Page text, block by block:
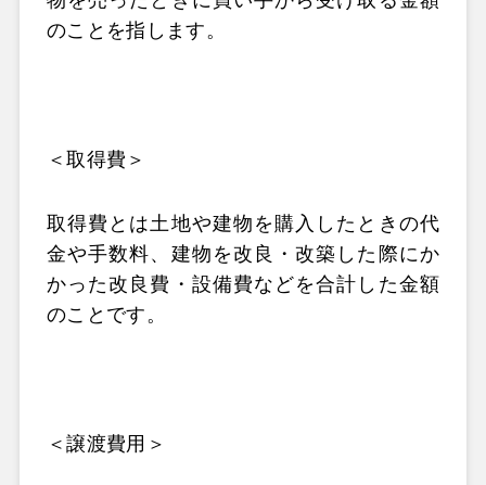
のことを指します。
＜取得費＞
取得費とは土地や建物を購入したときの代
金や手数料、建物を改良・改築した際にか
かった改良費・設備費などを合計した金額
のことです。
＜譲渡費用＞